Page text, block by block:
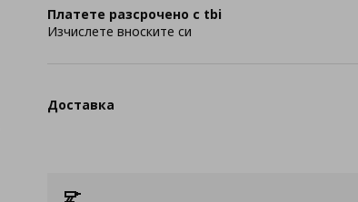
Платете разсрочено с tbi
Изчислете вноските си
Доставка